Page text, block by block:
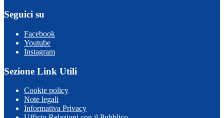
Seguici su
Facebook
Youtube
Instagram
Sezione Link Utili
Cookie policy
Note legali
Informativa Privacy